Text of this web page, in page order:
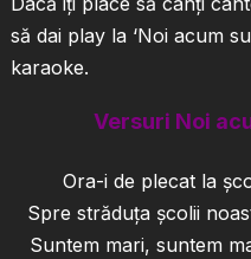
să dai play la ‘Noi acum
karaoke.
Versuri Noi
Ora-i de plecat la
Spre străduța școlii
Suntem mari, suntem